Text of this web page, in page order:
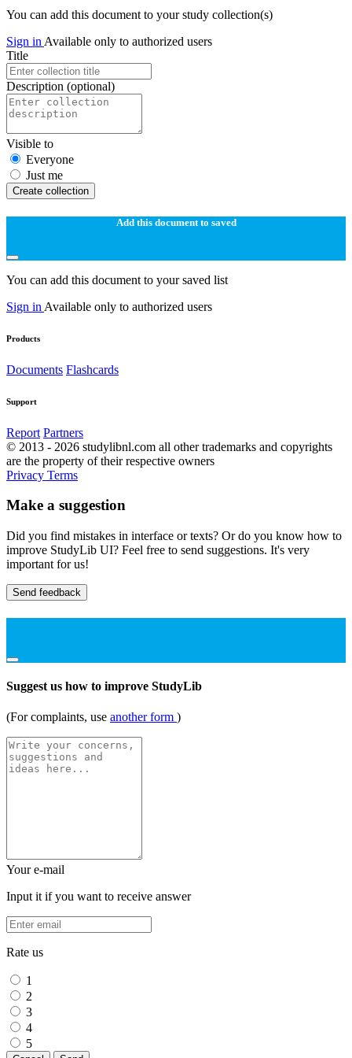
You can add this document to your study collection(s)
Sign in Available only to authorized users
Title
Description (optional)
Visible to
Everyone
Just me
Create collection
Add this document to saved
You can add this document to your saved list
Sign in Available only to authorized users
Products
Documents Flashcards
Support
Report Partners
© 2013 - 2026 studylibnl.com all other trademarks and copyrights
are the property of their respective owners
Privacy Terms
Make a suggestion
Did you find mistakes in interface or texts? Or do you know how to
improve StudyLib UI? Feel free to send suggestions. It's very
important for us!
Send feedback
Suggest us how to improve StudyLib
(For complaints, use another form )
Your e-mail
Input it if you want to receive answer
Rate us
1
2
3
4
5